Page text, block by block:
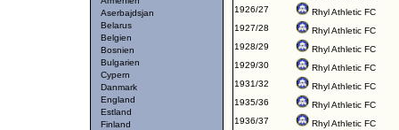
Aserbajdsjan
Belarus
Belgien
Bosnien
Bulgarien
Cypern
Danmark
England
Estland
Finland
1926/27
Rhyl Athletic FC
1927/28
Rhyl Athletic FC
1928/29
Rhyl Athletic FC
1929/30
Rhyl Athletic FC
1931/32
Rhyl Athletic FC
1935/36
Rhyl Athletic FC
1936/37
Rhyl Athletic FC